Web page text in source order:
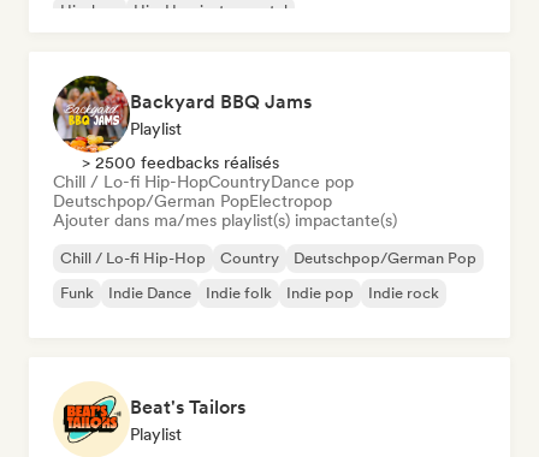
Hip-hop
Hip-Hop instrumental
Backyard BBQ Jams
Playlist
> 2500 feedbacks réalisés
Chill / Lo-fi Hip-HopCountryDance pop
Deutschpop/German PopElectropop
Ajouter dans ma/mes playlist(s) impactante(s)
Chill / Lo-fi Hip-Hop Country
Deutschpop/German Pop
Funk
Indie Dance Indie folk Indie pop Indie rock
Beat's Tailors
Playlist